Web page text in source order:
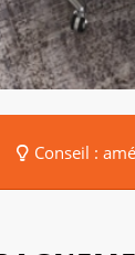
Conseil :